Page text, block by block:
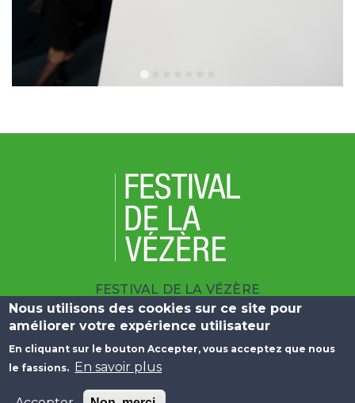
FESTIVAL DE LA VÉZÈRE
| 10 BOULEVARD DU SALAN 19100 BRIVE
| +33 (0)5 55 23 25 09
Menu Pied de page
Liens Utiles Plan du Site
Nous utilisons des cookies sur ce site pour
améliorer votre expérience utilisateur
En cliquant sur le bouton Accepter, vous acceptez que nous
le fassions. En savoir plus